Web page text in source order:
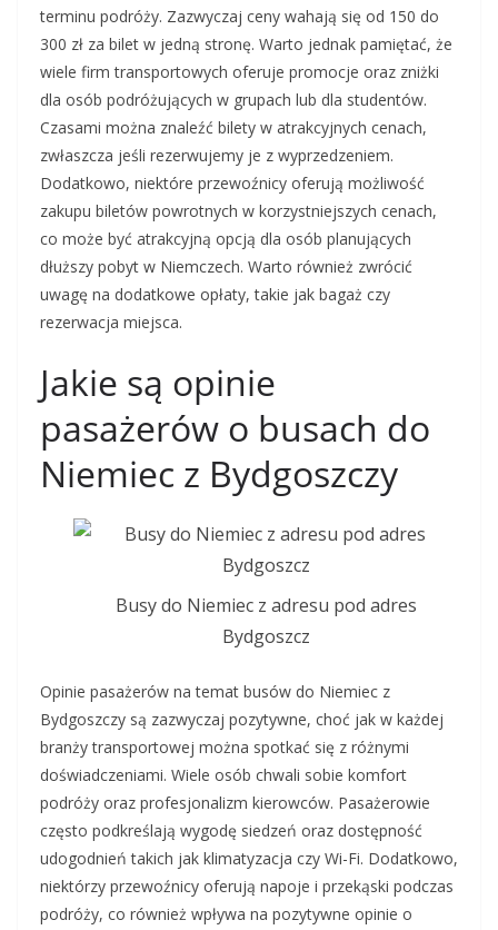
terminu podróży. Zazwyczaj ceny wahają się od 150 do
300 zł za bilet w jedną stronę. Warto jednak pamiętać, że
wiele firm transportowych oferuje promocje oraz zniżki
dla osób podróżujących w grupach lub dla studentów.
Czasami można znaleźć bilety w atrakcyjnych cenach,
zwłaszcza jeśli rezerwujemy je z wyprzedzeniem.
Dodatkowo, niektóre przewoźnicy oferują możliwość
zakupu biletów powrotnych w korzystniejszych cenach,
co może być atrakcyjną opcją dla osób planujących
dłuższy pobyt w Niemczech. Warto również zwrócić
uwagę na dodatkowe opłaty, takie jak bagaż czy
rezerwacja miejsca.
Jakie są opinie
pasażerów o busach do
Niemiec z Bydgoszczy
Busy do Niemiec z adresu pod adres
Bydgoszcz
Opinie pasażerów na temat busów do Niemiec z
Bydgoszczy są zazwyczaj pozytywne, choć jak w każdej
branży transportowej można spotkać się z różnymi
doświadczeniami. Wiele osób chwali sobie komfort
podróży oraz profesjonalizm kierowców. Pasażerowie
często podkreślają wygodę siedzeń oraz dostępność
udogodnień takich jak klimatyzacja czy Wi-Fi. Dodatkowo,
niektórzy przewoźnicy oferują napoje i przekąski podczas
podróży, co również wpływa na pozytywne opinie o